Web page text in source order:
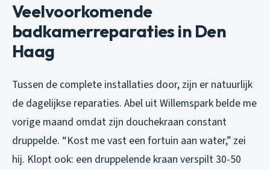
Veelvoorkomende
badkamerreparaties in Den
Haag
Tussen de complete installaties door, zijn er natuurlijk
de dagelijkse reparaties. Abel uit Willemspark belde me
vorige maand omdat zijn douchekraan constant
druppelde. “Kost me vast een fortuin aan water,” zei
hij. Klopt ook: een druppelende kraan verspilt 30-50